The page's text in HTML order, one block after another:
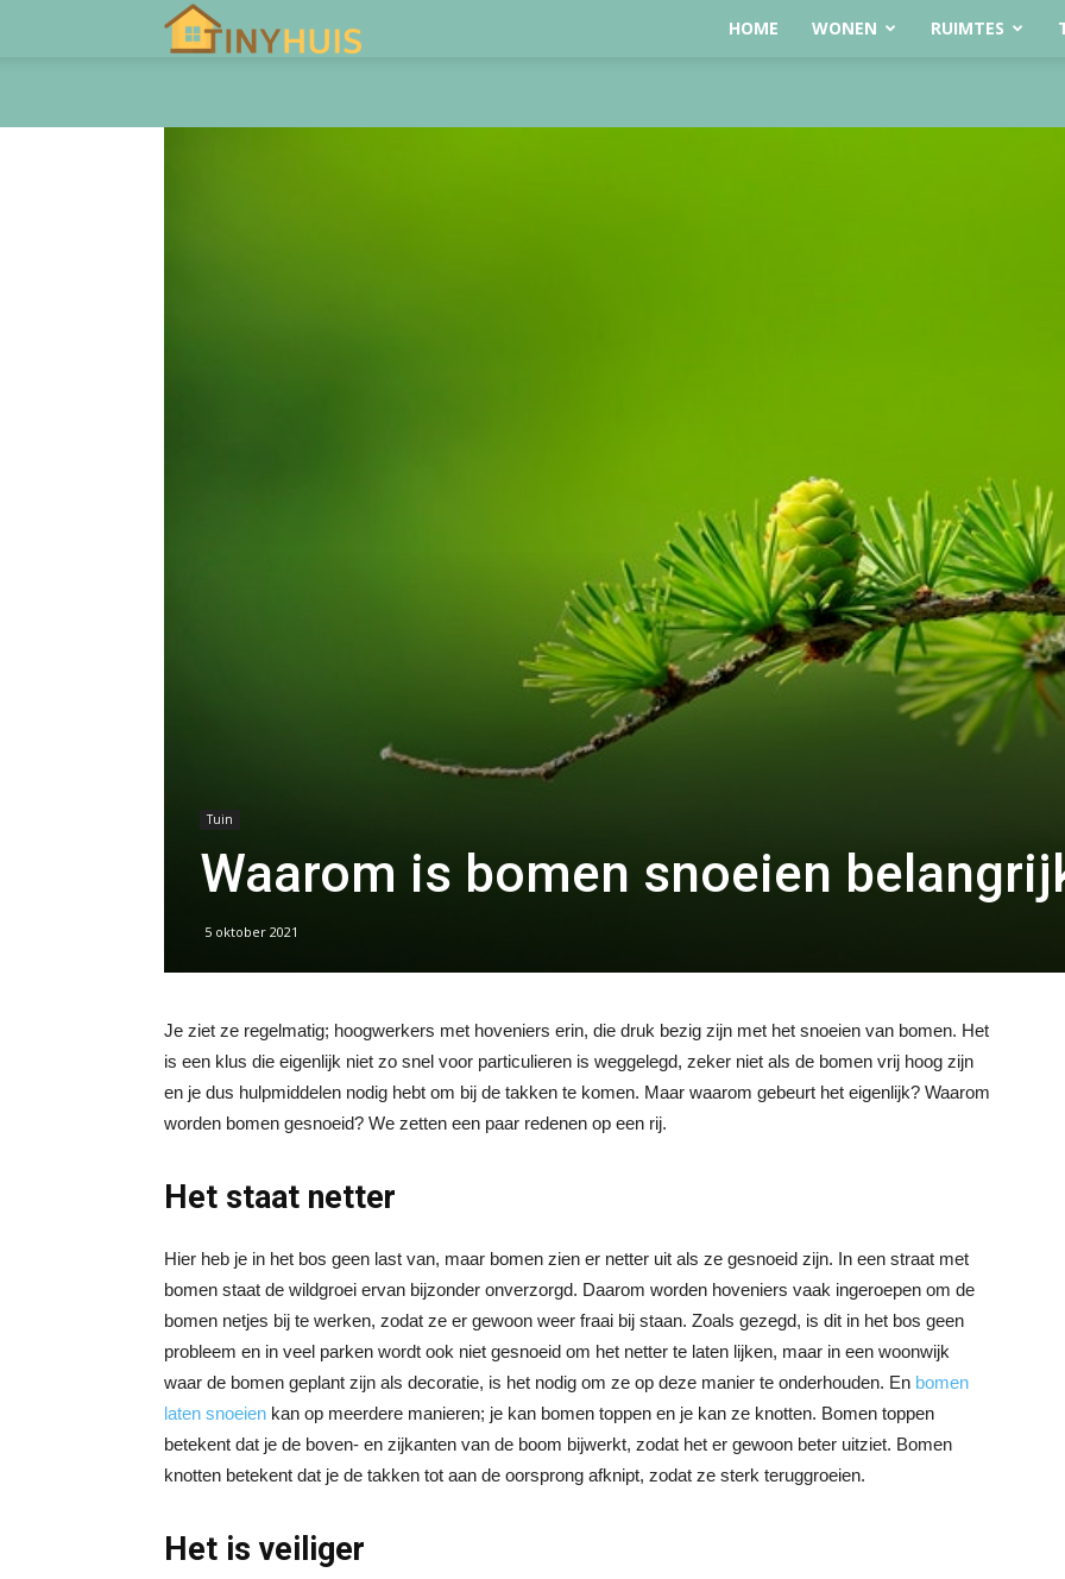
HOME WONEN RUIMTES
Tuin
Waarom is bomen snoeien
5 oktober 2021
Je ziet ze regelmatig; hoogwerkers met hoveniers erin, die druk bezig zijn met het snoeien van bomen. Het
is een klus die eigenlijk niet zo snel voor particulieren is weggelegd, zeker niet als de bomen vrij hoog zijn
en je dus hulpmiddelen nodig hebt om bij de takken te komen. Maar waarom gebeurt het eigenlijk? Waarom
worden bomen gesnoeid? We zetten een paar redenen op een rij.
Het staat netter
Hier heb je in het bos geen last van, maar bomen zien er netter uit als ze gesnoeid zijn. In een straat met
bomen staat de wildgroei ervan bijzonder onverzorgd. Daarom worden hoveniers vaak ingeroepen om de
bomen netjes bij te werken, zodat ze er gewoon weer fraai bij staan. Zoals gezegd, is dit in het bos geen
probleem en in veel parken wordt ook niet gesnoeid om het netter te laten lijken, maar in een woonwijk
waar de bomen geplant zijn als decoratie, is het nodig om ze op deze manier te onderhouden. En bomen
laten snoeien kan op meerdere manieren; je kan bomen toppen en je kan ze knotten. Bomen toppen
betekent dat je de boven- en zijkanten van de boom bijwerkt, zodat het er gewoon beter uitziet. Bomen
knotten betekent dat je de takken tot aan de oorsprong afknipt, zodat ze sterk teruggroeien.
Het is veiliger